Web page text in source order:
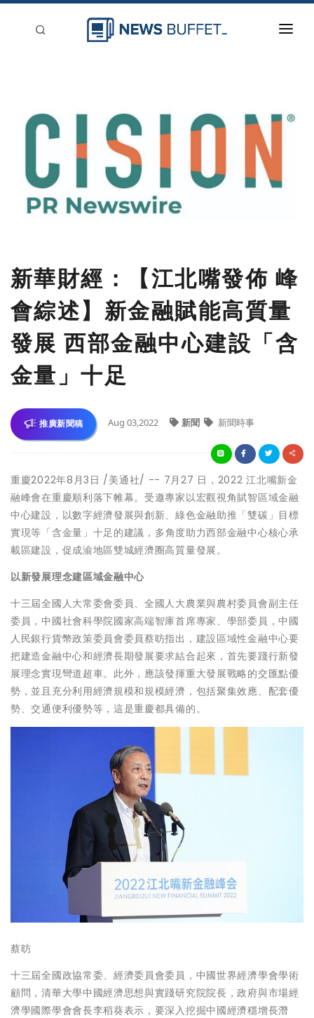
登入
新華財經：【江北嘴發佈 峰
會綜述】新金融賦能高質量
發展 西部金融中心建設「含
金量」十足
推廣新聞稿 Aug 03,2022 新聞 新聞時事
重慶2022年8月3日 /美通社/ -- 7月27 日，2022 江北嘴新金
融峰會在重慶順利落下帷幕。受邀專家以宏觀視角賦智區域金融
中心建設，以數字經濟發展與創新、綠色金融助推 「雙碳 」 目標
實現等 「含金量」 十足的建議，多角度助力西部金融中心核心承
載區建設，促成渝地區雙城經濟圈高質量發展。
以新發展理念建區域金融中心
十三屆全國人大常委會委員、全國人大農業與農村委員會副主任
委員，中國社會科學院國家高端智庫首席專家、學部委員，中國
人民銀行貨幣政策委員會委員蔡昉指出，建設區域性金融中心要
把建造金融中心和經濟長期發展要求結合起來，首先要踐行新發
展理念實現彎道超車。此外，應該發揮重大發展戰略的交匯點優
勢，並且充分利用經濟規模和規模經濟，包括聚集效應、配套優
勢、交通便利優勢等，這是重慶都具備的。
蔡昉
十三屆全國政協常委、經濟委員會委員，中國世界經濟學會學術
顧問，清華大學中國經濟思想與實踐研究院院長，政府與市場經
濟學國際學會會長李稻葵表示，要深入挖掘中國經濟穩增長潛